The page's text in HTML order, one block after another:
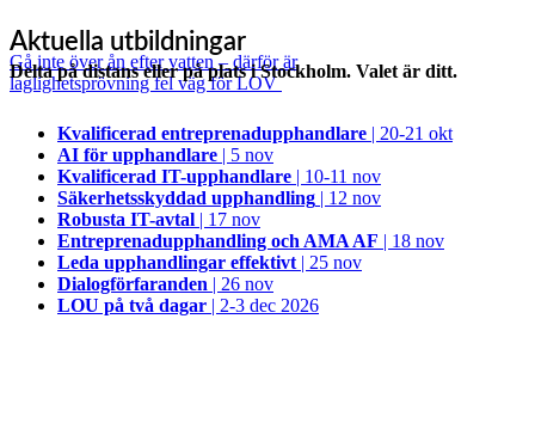
Gå inte över ån efter vatten – därför är
laglighetsprövning fel väg för LOV
Aktuella utbildningar
Delta på distans eller på plats i Stockholm. Valet är ditt.
Kvalificerad entreprenad­upphandlare | 20-21 okt
AI för upphandlare | 5 nov
Kvalificerad IT-upphandlare | 10-11 nov
Säkerhetsskyddad upphandling | 12 nov
Robusta IT-avtal | 17 nov
Entreprenadupphandling och AMA AF | 18 nov
Leda upphandlingar effektivt | 25 nov
Dialogförfaranden | 26 nov
LOU på två dagar | 2-3 dec 2026